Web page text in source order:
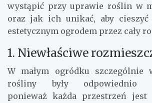
wystąpić przy uprawie roślin w
oraz jak ich unikać, aby
estetycznym ogrodem przez cały
1. Niewłaściwe
W małym ogródku szczególnie
rośliny były odpowiednio
ponieważ każda przestrzeń jest